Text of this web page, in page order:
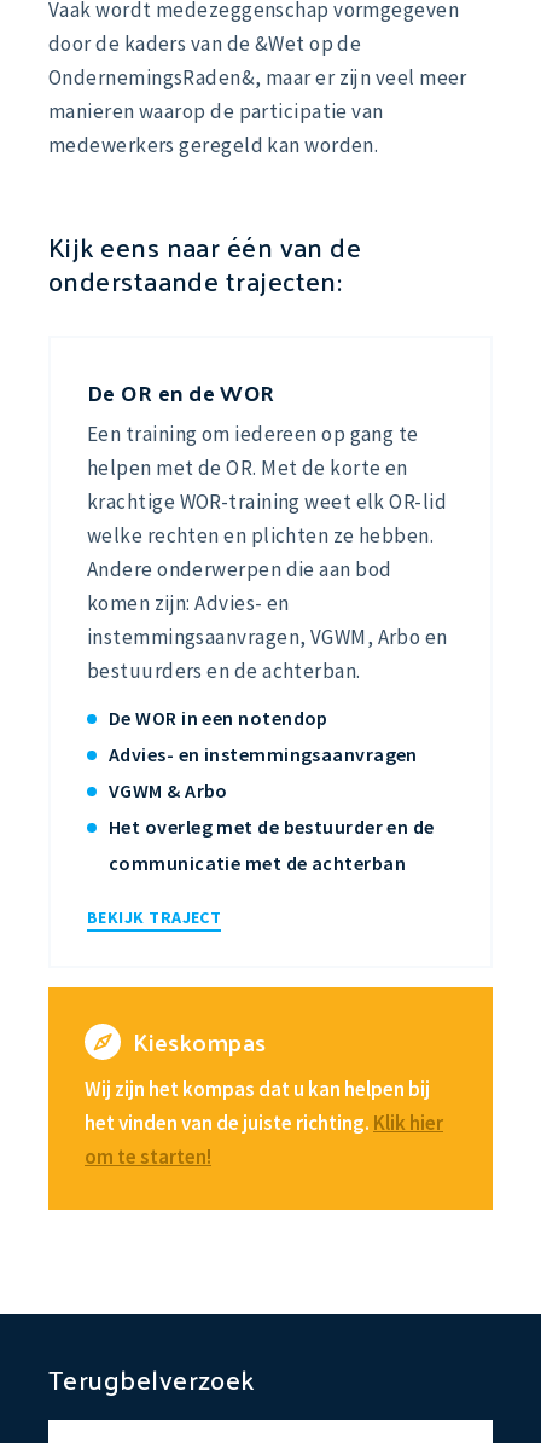
Vaak wordt medezeggenschap vormgegeven
door de kaders van de &Wet op de
OndernemingsRaden&, maar er zijn veel meer
manieren waarop de participatie van
medewerkers geregeld kan worden.
Kijk eens naar één van de
onderstaande trajecten:
De OR en de WOR
Een training om iedereen op gang te
helpen met de OR. Met de korte en
krachtige WOR-training weet elk OR-lid
welke rechten en plichten ze hebben.
Andere onderwerpen die aan bod
komen zijn: Advies- en
instemmingsaanvragen, VGWM, Arbo en
bestuurders en de achterban.
De WOR in een notendop
Advies- en instemmingsaanvragen
VGWM & Arbo
Het overleg met de bestuurder en de
communicatie met de achterban
BEKIJK TRAJECT
Kieskompas
Wij zijn het kompas dat u kan helpen bij
het vinden van de juiste richting. Klik hier
om te starten!
Terugbelverzoek